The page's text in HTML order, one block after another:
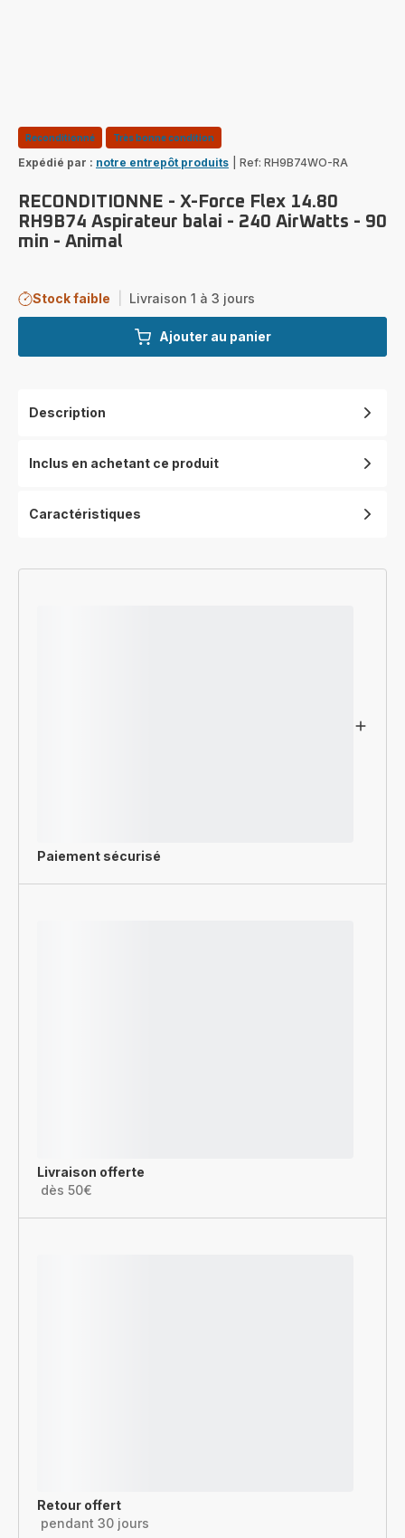
Reconditionné Très bonne condition
Expédié par : notre entrepôt produits Ref: RH9B74WO-RA
RECONDITIONNE - X-Force Flex 14.80
RH9B74 Aspirateur balai - 240 AirWatts - 90
min - Animal
Stock faible Livraison 1 à 3 jours
Ajouter au panier
Description
Inclus en achetant ce produit
Caractéristiques
Paiement sécurisé
Livraison offerte
dès 50€
Retour offert
pendant 30 jours